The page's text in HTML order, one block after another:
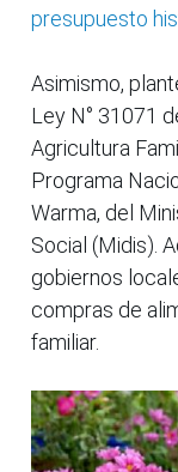
presupuesto
Asimismo,
Ley N° 31071
Agricultura
Programa
Warma, del
Social (Midis).
gobiernos
compras de
familiar.